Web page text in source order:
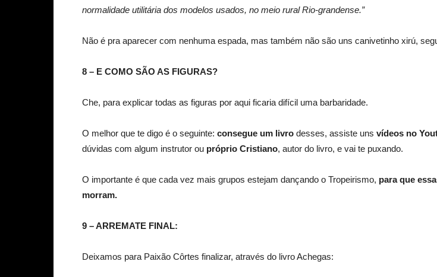
normalidade utilitária dos modelos usados, no meio rural Rio-grandense.”
Não é pra aparecer com nenhuma espada, mas também não são uns canivetinho xirú,
8 – E COMO SÃO AS FIGURAS?
Che, para explicar todas as figuras por aqui ficaria difícil uma barbaridade.
O melhor que te digo é o seguinte: consegue um livro desses, assiste uns vídeos no
dúvidas com algum instrutor ou próprio Cristiano, autor do livro, e vai te puxando.
O importante é que cada vez mais grupos estejam dançando o Tropeirismo, para que
morram.
9 – ARREMATE FINAL:
Deixamos para Paixão Côrtes finalizar, através do livro Achegas: